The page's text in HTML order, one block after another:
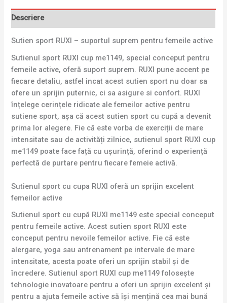
Descriere
Sutien sport RUXI – suportul suprem pentru femeile active
Sutienul sport RUXI cup me1149, special conceput pentru
femeile active, oferă suport suprem. RUXI pune accent pe
fiecare detaliu, astfel incat acest sutien sport nu doar sa
ofere un sprijin puternic, ci sa asigure si confort. RUXI
înțelege cerințele ridicate ale femeilor active pentru
sutiene sport, așa că acest sutien sport cu cupă a devenit
prima lor alegere. Fie că este vorba de exerciții de mare
intensitate sau de activități zilnice, sutienul sport RUXI cup
me1149 poate face față cu ușurință, oferind o experiență
perfectă de purtare pentru fiecare femeie activă.
Sutienul sport cu cupa RUXI oferă un sprijin excelent
femeilor active
Sutienul sport cu cupă RUXI me1149 este special conceput
pentru femeile active. Acest sutien sport RUXI este
conceput pentru nevoile femeilor active. Fie că este
alergare, yoga sau antrenament pe intervale de mare
intensitate, acesta poate oferi un sprijin stabil și de
încredere. Sutienul sport RUXI cup me1149 folosește
tehnologie inovatoare pentru a oferi un sprijin excelent și
pentru a ajuta femeile active să își mențină cea mai bună